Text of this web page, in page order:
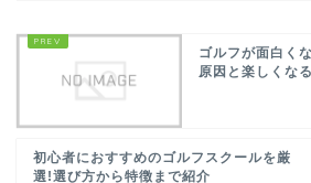
ゴルフが面白く
原因と楽しくな
初心者におすすめのゴルフスクールを厳
選!選び方から特徴まで紹介